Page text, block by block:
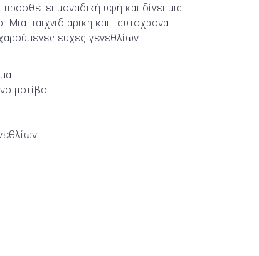
μοναδική υφή και δίνει μια
Μια παιχνιδιάρικη και ταυτόχρονα
ευχές γενεθλίων.
μοτίβο.